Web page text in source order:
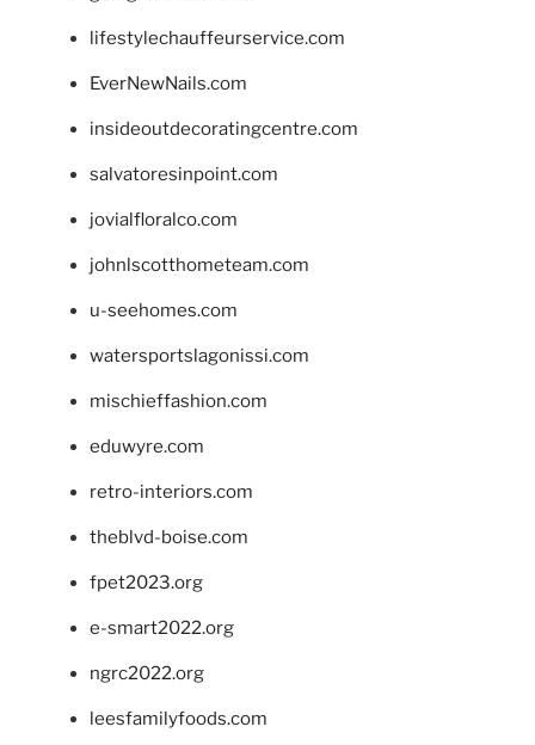
lifestylechauffeurservice.com
EverNewNails.com
insideoutdecoratingcentre.com
salvatoresinpoint.com
jovialfloralco.com
johnlscotthometeam.com
u-seehomes.com
watersportslagonissi.com
mischieffashion.com
eduwyre.com
retro-interiors.com
theblvd-boise.com
fpet2023.org
e-smart2022.org
ngrc2022.org
leesfamilyfoods.com